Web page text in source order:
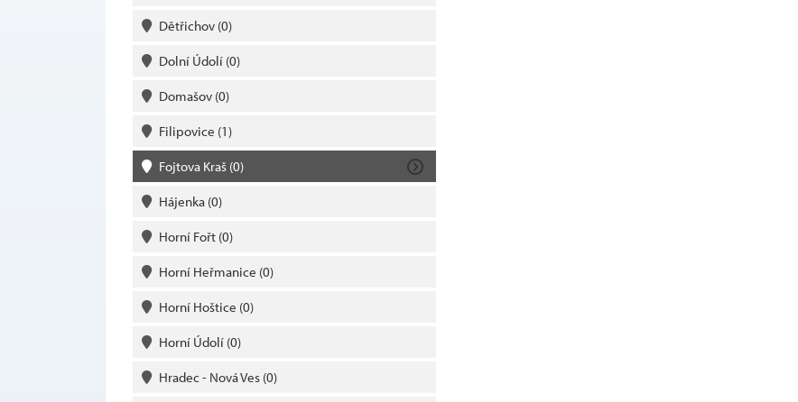
Dětřichov (0)
Dolní Údolí (0)
Domašov (0)
Filipovice (1)
Fojtova Kraš (0)
Hájenka (0)
Horní Fořt (0)
Horní Heřmanice (0)
Horní Hoštice (0)
Horní Údolí (0)
Hradec - Nová Ves (0)